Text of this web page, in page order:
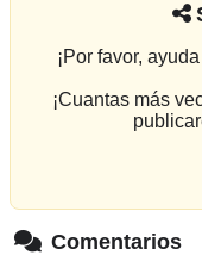
¡Por favor,
¡Cuantas más
Comentarios